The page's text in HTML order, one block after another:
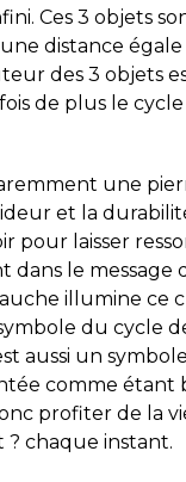
Ces 3 objets
distance
des 3 objets
de plus le
une
et la
pour laisser
dans le message
illumine ce
du cycle
aussi un
comme étant
profiter de la
? chaque instant.